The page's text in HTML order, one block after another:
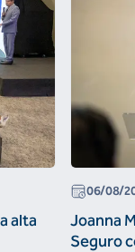
alta
06/08/
Joanna
Seguro